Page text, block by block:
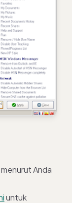
Anda
untuk